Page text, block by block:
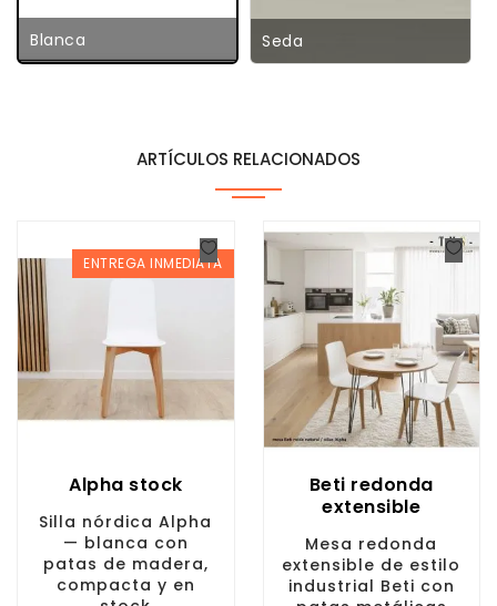
Blanca Seda
ARTÍCULOS RELACIONADOS
ENTREGA INMEDIATA
Alpha stock
Silla nórdica Alpha
— blanca con
patas de madera,
compacta y en
Beti redonda
extensible
Mesa redonda
extensible de estilo
industrial Beti con